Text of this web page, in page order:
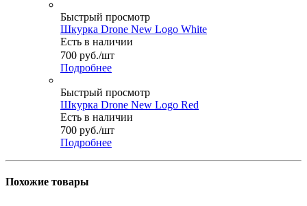
Быстрый просмотр
Шкурка Drone New Logo White
Есть в наличии
700 руб./шт
Подробнее
Быстрый просмотр
Шкурка Drone New Logo Red
Есть в наличии
700 руб./шт
Подробнее
Похожие товары